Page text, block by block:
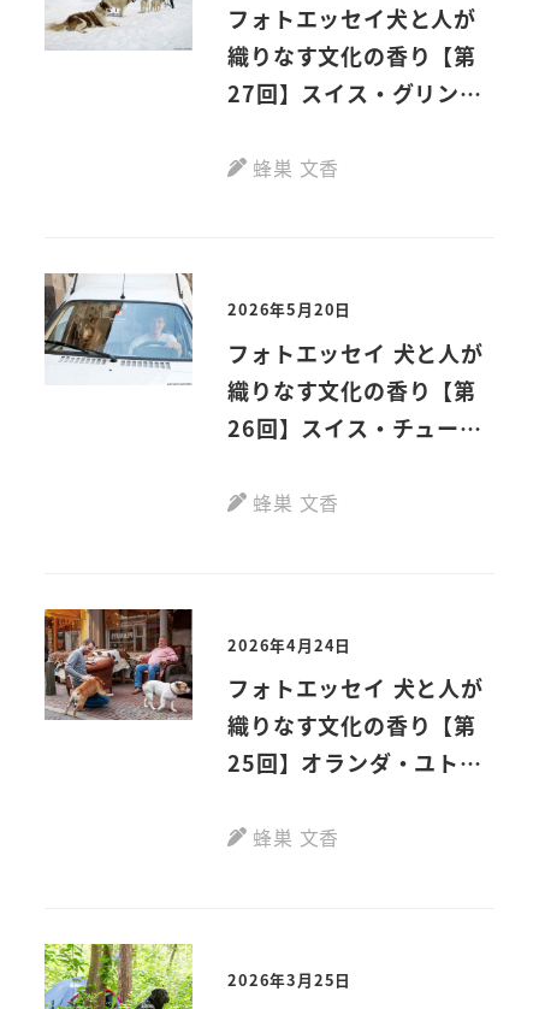
フォトエッセイ犬と人が
織りなす文化の香り【第
27回】スイス・グリンデ
ヨッホ
蜂巣 文香
2026年5月20日
フォトエッセイ 犬と人が
織りなす文化の香り【第
26回】スイス・チューリ
蜂巣 文香
2026年4月24日
フォトエッセイ 犬と人が
織りなす文化の香り【第
25回】オランダ・ユトレ
蜂巣 文香
2026年3月25日